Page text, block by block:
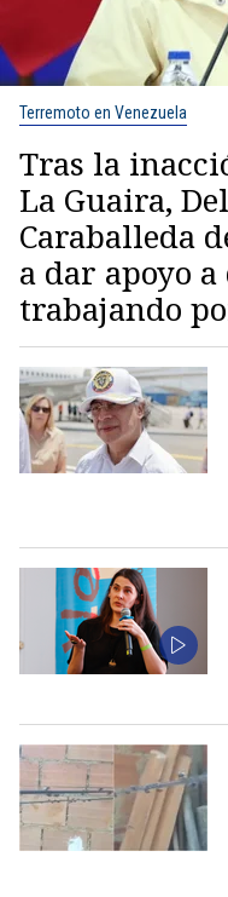
Terremoto en Venezuela
Tras la
La Guaira,
Caraballeda
a dar apoyo
trabajando